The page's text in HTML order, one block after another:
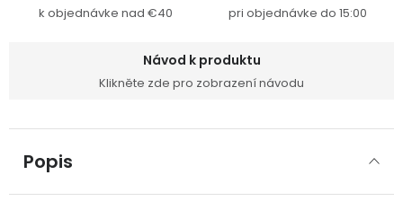
k objednávke nad €40 pri objednávke do 15:00
Návod k produktu
Klikněte zde pro zobrazení návodu
Popis